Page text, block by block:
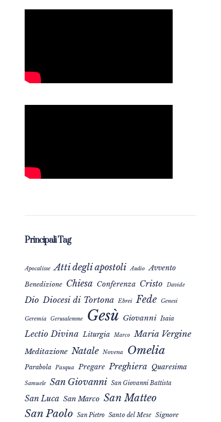
Principali Tag
Apocalisse Atti degli apostoli Audio Avvento
Benedizione Chiesa Conferenza Cristo Davide
Dio Diocesi di Tortona Ebrei Fede Genesi
Geremia Gerusalemme Gesù Giovanni Isaia
Lectio Divina Liturgia Marco Maria Vergine
Meditazione Natale Novena Omelia
Parabola Pasqua Pregare Preghiera Quaresima
Samuele San Giovanni San Giovanni Battista
San Luca San Marco San Matteo
San Paolo San Pietro Santo del Mese Signore